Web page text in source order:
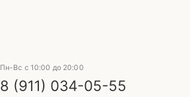
Пн-Вс с 10:00 до 20:00
8 (911) 034-05-55
Выберите способ связи